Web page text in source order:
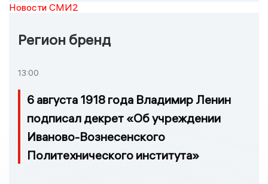
Новости СМИ2
Регион бренд
13:00
6 августа 1918 года Владимир Ленин
подписал декрет «Об учреждении
Иваново-Вознесенского
Политехнического института»